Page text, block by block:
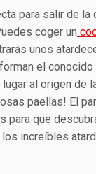
para salir de la
coger un
unos
el conocido
lugar al origen de
paellas! El
para que
increíbles